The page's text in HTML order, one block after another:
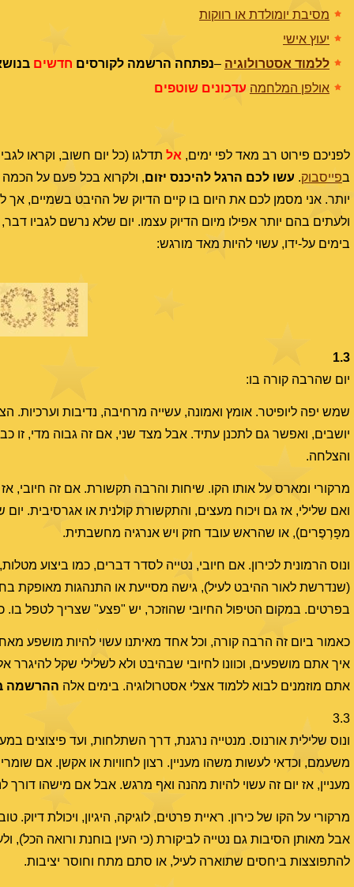
מסיבת יומולדת או רווקות
יעוץ אישי
ללמוד אסטרולוגיה –נפתחה הרשמה לקורסים חדשים
אולפן המלחמה עדכונים שוטפים
לפניכם פירוט רב מאד לפי ימים, אל תדלגו (כל יום חשוב, וקראו
בפייסבוק. עשו לכם הרגל להיכנס יזום, ולקרוא בכל פעם על
יותר. אני מסמן לכם את היום בו קיים הדיוק של ההיבט בשמיים, אך
ולעתים בהם יותר אפילו מיום הדיוק עצמו. יום שלא נרשם לגביו
בימים על-ידו, עשוי להיות מאד מורגש:
1.3
יום שהרבה קורה בו:
שמש יפה ליופיטר. אומץ ואמונה, עשייה מרחיבה, נדיבות
יושבים, ואפשר גם לתכנן עתיד. אבל מצד שני, אם זה גבוה מדי, זו
והצלחה.
מרקורי ומארס על אותו הקו. שיחות והרבה תקשורת. אם זה חיובי,
ואם שלילי, אז גם ויכוח מעצים, והתקשורת קולנית או אגרסיבית.
מפָרְפֶרים), או שהראש עובד חזק ויש אנרגיה מחשבתית.
ונוס הרמונית לכירון. אם חיובי, נטייה לסדר דברים, כמו ביצוע
(שנדרשת לאור ההיבט לעיל), גישה מסייעת או התנהגות מאופקת
בפרטים. במקום הטיפול החיובי שהוזכר, יש "פצע" שצריך לטפל בו.
כאמור ביום זה הרבה קורה, וכל אחד מאיתנו עשוי להיות מושפע
איך אתם מושפעים, וכוונו לחיובי שבהיבט ולא לשלילי שקל
אתם מוזמנים לבוא ללמוד אצלי אסטרולוגיה. בימים אלה ההרשמה
3.3
ונוס שלילית אורנוס. מנטייה נרגנת, דרך השתלחות, ועד פיצוצים
משעמם, וכדאי לעשות משהו מעניין. רצון לחוויות או אקשן. אם
מעניין, אז יום זה עשוי להיות מהנה ואף מרגש. אבל אם מישהו דורך
מרקורי על הקו של כירון. ראיית פרטים, לוגיקה, היגיון, ויכולת
אבל מאותן הסיבות גם נטייה לביקורת (כי העין בוחנת ורואה
להתפוצצות ביחסים שתוארה לעיל, או סתם מתח וחוסר יציבות.